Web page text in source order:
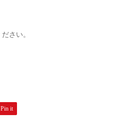
さい。
Pin it